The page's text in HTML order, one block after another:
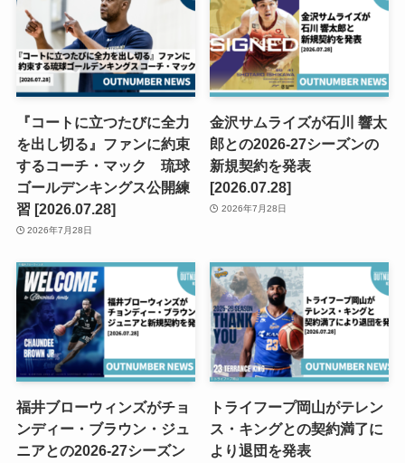
『コートに立つたびに全力
を出し切る』ファンに約束
するコーチ・マック 琉球
ゴールデンキングス公開練
習 [2026.07.28]
2026年7月28日
金沢サムライズが石川 響太
郎との2026-27シーズンの
新規契約を発表
[2026.07.28]
2026年7月28日
福井ブローウィンズがチョ
ンディー・ブラウン・ジュ
ニアとの2026-27シーズン
トライフープ岡山がテレン
ス・キングとの契約満了に
より退団を発表